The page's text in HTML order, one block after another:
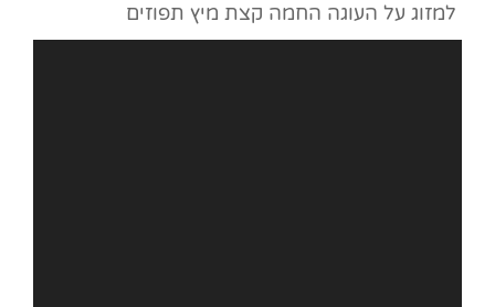
למזוג על העוגה החמה קצת מיץ תפוזים